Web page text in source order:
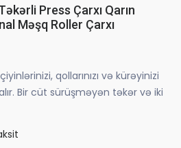
Press Çarxı Qarın
Məşq Roller Çarxı
qollarınızı və kürəyinizi
Bir cüt sürüşməyən təkər və iki